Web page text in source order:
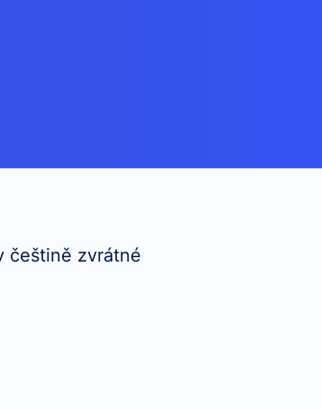
češtině zvrátné